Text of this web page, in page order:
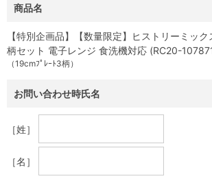
商品名
【特別企画品】【数量限定】ヒストリーミッ
柄セット 電子レンジ 食洗機対応 (RC20-
（19cmﾌﾟﾚｰﾄ3柄）
お問い合わせ時氏名
［姓］
［名］